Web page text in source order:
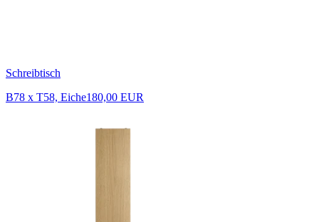
Schreibtisch
B78 x T58, Eiche180,00 EUR